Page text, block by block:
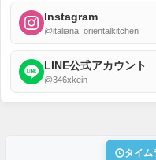
Instagram
@italiana_orientalkitchen
LINE公式アカウント
@346xkein
タイム